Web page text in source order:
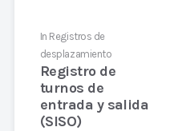
In Registros de
desplazamiento
Registro de
turnos de
entrada y salida
(SISO)